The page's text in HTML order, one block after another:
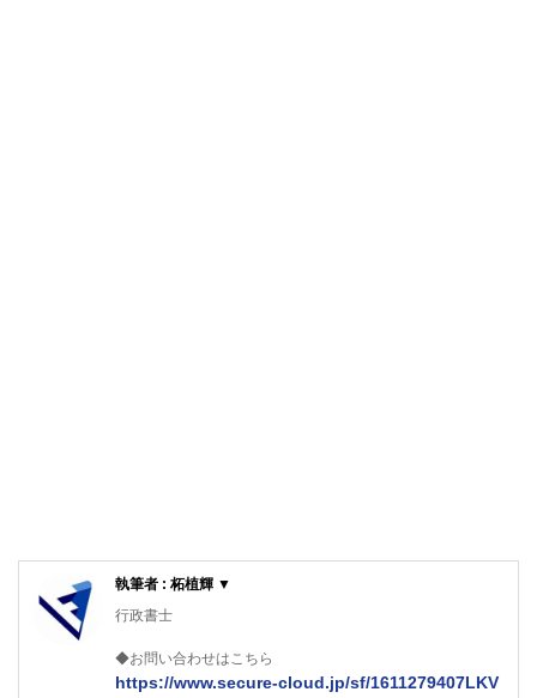
執筆者 : 柘植輝 ▼
行政書士
◆お問い合わせはこちら
https://www.secure-cloud.jp/sf/1611279407LKV